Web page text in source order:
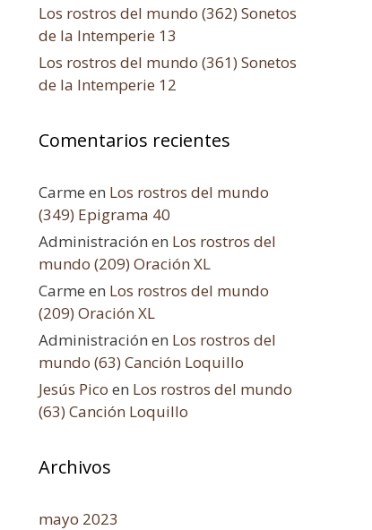
Los rostros del mundo (362) Sonetos
de la Intemperie 13
Los rostros del mundo (361) Sonetos
de la Intemperie 12
Comentarios recientes
Carme en Los rostros del mundo
(349) Epigrama 40
Administración en Los rostros del
mundo (209) Oración XL
Carme en Los rostros del mundo
(209) Oración XL
Administración en Los rostros del
mundo (63) Canción Loquillo
Jesús Pico en Los rostros del mundo
(63) Canción Loquillo
Archivos
mayo 2023